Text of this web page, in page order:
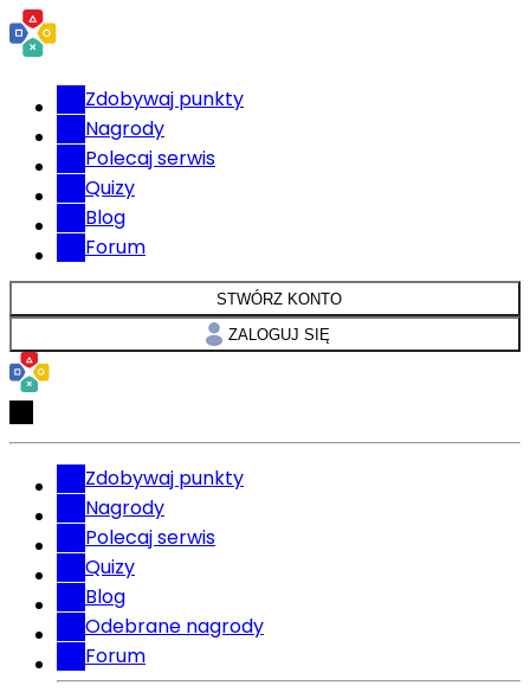
Zdobywaj punkty
Nagrody
Polecaj serwis
Quizy
Blog
Forum
STWÓRZ KONTO
ZALOGUJ SIĘ
Zdobywaj punkty
Nagrody
Polecaj serwis
Quizy
Blog
Odebrane nagrody
Forum